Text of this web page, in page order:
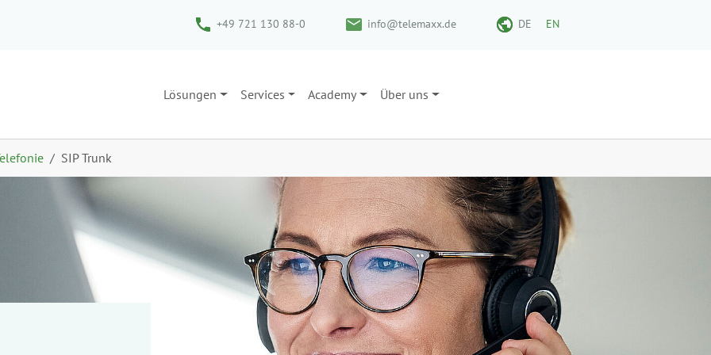
+49 721 130 88-0 info@telemaxx.de DE EN
Lösungen Services Academy Über uns
SIP Trunk